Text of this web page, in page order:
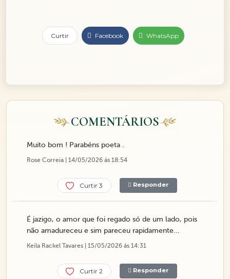
Curtir Facebook WhatsApp
COMENTÁRIOS
Muito bom ! Parabéns poeta .
Rose Correia | 14/05/2026 ás 18:54
Curtir 3 Responder
É jazigo, o amor que foi regado só de um lado, pois
não amadureceu e sim pareceu rapidamente...
Keila Rackel Tavares | 15/05/2026 ás 14:31
Curtir 2 Responder